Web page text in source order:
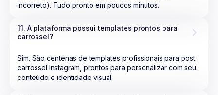
incorreto). Tudo pronto em poucos minutos.
11. A plataforma possui templates prontos para
carrossel?
Sim. São centenas de templates profissionais para post
carrossel Instagram, prontos para personalizar com seu
conteúdo e identidade visual.